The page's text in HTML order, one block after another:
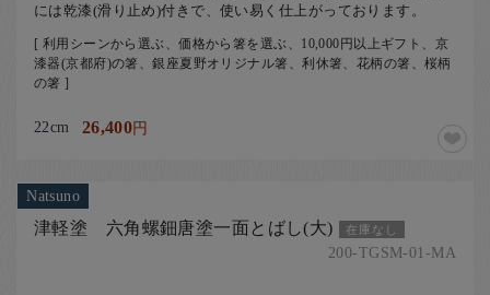
には乾漆(滑り止め)付きで、使い易く仕上がっております。
[ 利用シーンから選ぶ、価格から箸を選ぶ、10,000円以上ギフト、京
漆器(京都府)の箸、銀座夏野オリジナル箸、利休箸、花柄の箸、桜柄
の箸 ]
22cm 26,400円
Natsuno
津軽塗 六角螺鈿唐塗一面とばし(大) 在庫なし
200-TGSM-01-MA